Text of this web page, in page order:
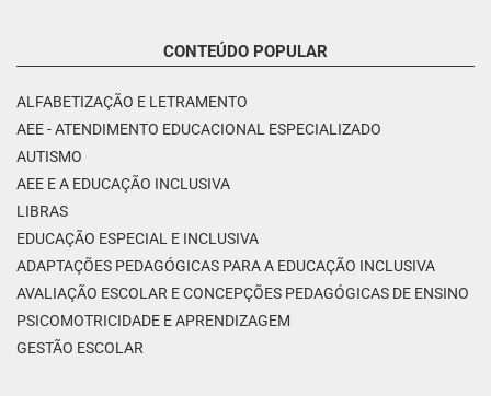
CONTEÚDO POPULAR
ALFABETIZAÇÃO E LETRAMENTO
AEE - ATENDIMENTO EDUCACIONAL ESPECIALIZADO
AUTISMO
AEE E A EDUCAÇÃO INCLUSIVA
LIBRAS
EDUCAÇÃO ESPECIAL E INCLUSIVA
ADAPTAÇÕES PEDAGÓGICAS PARA A EDUCAÇÃO INCLUSIVA
AVALIAÇÃO ESCOLAR E CONCEPÇÕES PEDAGÓGICAS DE ENSINO
PSICOMOTRICIDADE E APRENDIZAGEM
GESTÃO ESCOLAR